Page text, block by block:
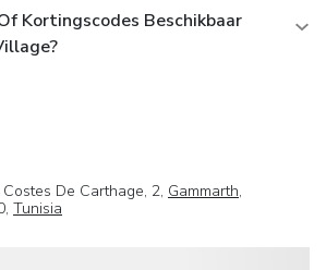
Kortingscodes Beschikbaar
De Carthage, 2, Gammarth,
Tunisia